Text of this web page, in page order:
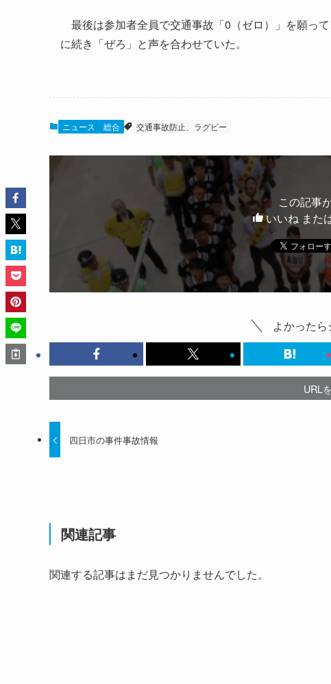
最後は参加者全員で交通事故「0（ゼロ）」を願っ
に続き「ぜろ」と声を合わせていた。
ニュース 総合 交通事故防止、ラグビー
この記事
いいね また
よかったら
URL
四日市の事件事故情報
関連記事
関連する記事はまだ見つかりませんでした。